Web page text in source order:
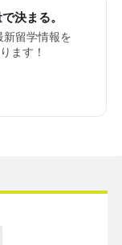
決まる。
新留学情報を
ます！